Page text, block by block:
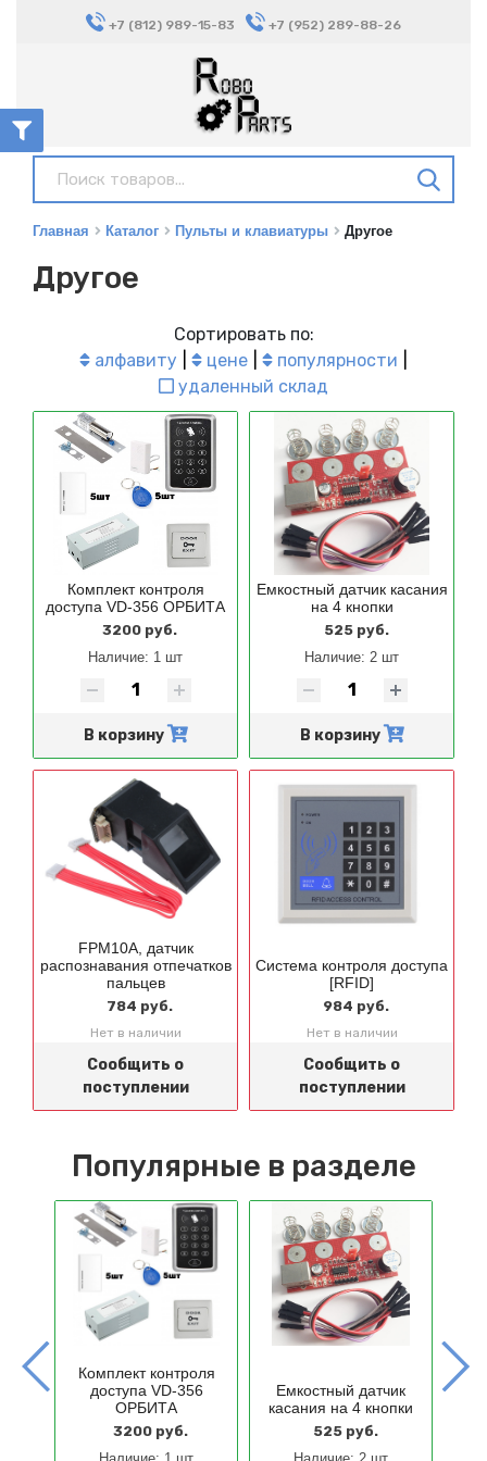
+7 (812) 989-15-83 +7 (952) 289-88-26
Главная Каталог Пульты и клавиатуры Другое
Другое
Сортировать по:
алфавиту
цене
популярности
удаленный склад
Комплект контроля
доступа VD-356 ОРБИТА
3200 руб.
Наличие: 1 шт
В корзину
Емкостный датчик касания
на 4 кнопки
525 руб.
Наличие: 2 шт
В корзину
FPM10A, датчик
распознавания отпечатков
пальцев
784 руб.
Нет в наличии
Сообщить о
поступлении
Система контроля доступа
[RFID]
984 руб.
Нет в наличии
Сообщить о
поступлении
Популярные в разделе
Комплект контроля
доступа VD-356
ОРБИТА
3200 руб.
Емкостный датчик
касания на 4 кнопки
525 руб.